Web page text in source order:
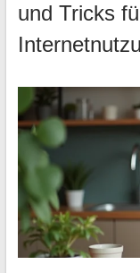
und Tricks